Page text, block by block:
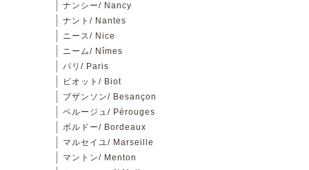
ナンシー/ Nancy
ナント/ Nantes
ニース/ Nice
ニーム/ Nîmes
パリ/ Paris
ビオット/ Biot
ブザンソン/ Besançon
ペルージュ/ Pérouges
ボルドー/ Bordeaux
マルセイユ/ Marseille
マントン/ Menton